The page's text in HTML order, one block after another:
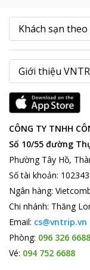
CÔNG TY TNHH
Số 10/55 đường
Phường Tây Hồ,
Số tài khoản:
Ngân hàng:
Chi nhánh: Thăng
Email: cs@vntrip.vn
Phòng: 096 326 6688
Vé: 094 752 6688